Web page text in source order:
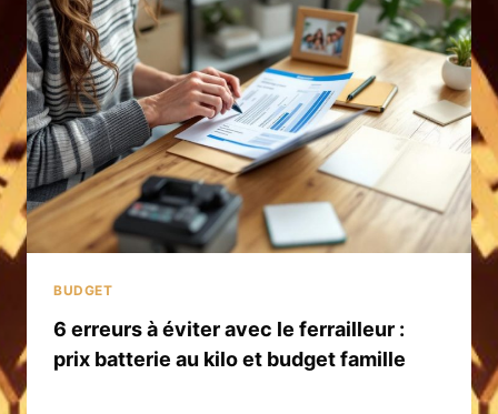
BUDGET
6 erreurs à éviter avec le ferrailleur :
prix batterie au kilo et budget famille